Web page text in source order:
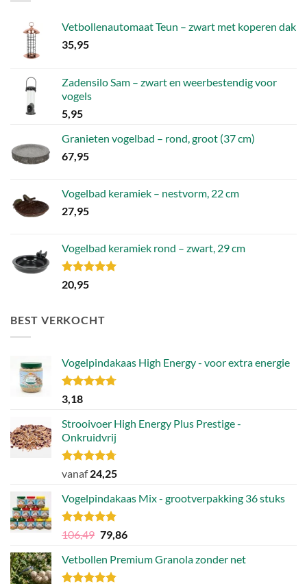
Vetbollenautomaat Teun – zwart met koperen dak
35,95
Zadensilo Sam – zwart en weerbestendig voor
vogels
5,95
Granieten vogelbad – rond, groot (37 cm)
67,95
Vogelbad keramiek – nestvorm, 22 cm
27,95
Vogelbad keramiek rond – zwart, 29 cm
Gewaardeerd
5.00
20,95
BEST VERKOCHT
Vogelpindakaas High Energy - voor extra energie
Gewaardeerd
4.70
3,18
Strooivoer High Energy Plus Prestige -
Onkruidvrij
Gewaardeerd
uit 5
vanaf24,25
Vogelpindakaas Mix - grootverpakking 36 stuks
Gewaardeerd
uit 5
106,49 Oorspronkelijke
was:
106,49.
79,86Huidige
is:
Vetbollen Premium Granola zonder net